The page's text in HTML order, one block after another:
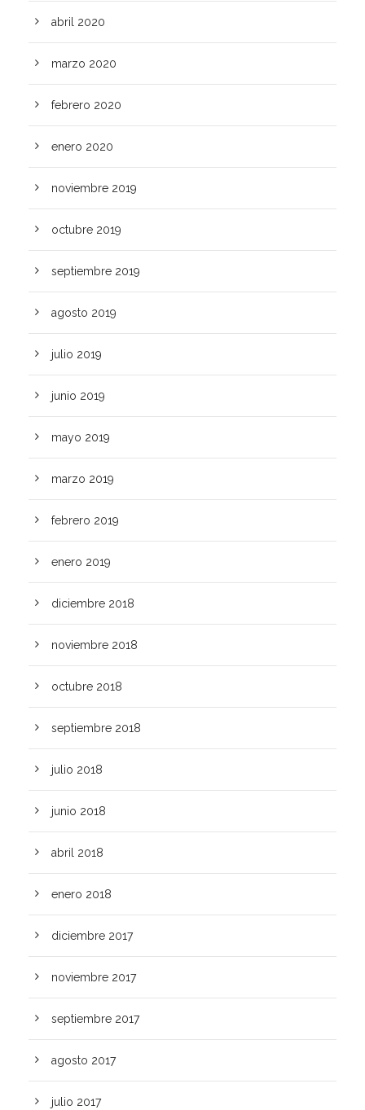
abril 2020
marzo 2020
febrero 2020
enero 2020
noviembre 2019
octubre 2019
septiembre 2019
agosto 2019
julio 2019
junio 2019
mayo 2019
marzo 2019
febrero 2019
enero 2019
diciembre 2018
noviembre 2018
octubre 2018
septiembre 2018
julio 2018
junio 2018
abril 2018
enero 2018
diciembre 2017
noviembre 2017
septiembre 2017
agosto 2017
julio 2017